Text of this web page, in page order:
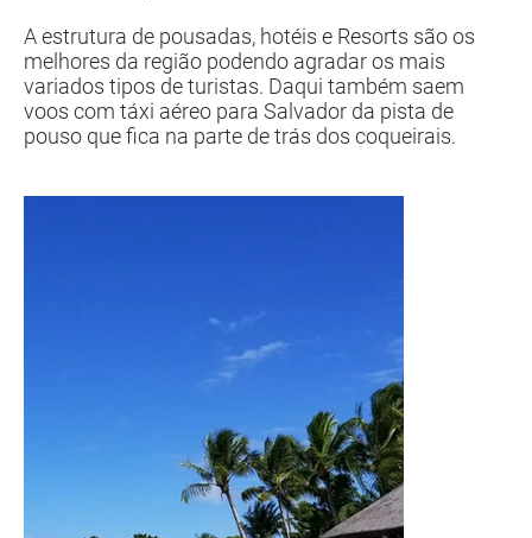
A estrutura de pousadas, hotéis e Resorts são os
melhores da região podendo agradar os mais
variados tipos de turistas. Daqui também saem
voos com táxi aéreo para Salvador da pista de
pouso que fica na parte de trás dos coqueirais.